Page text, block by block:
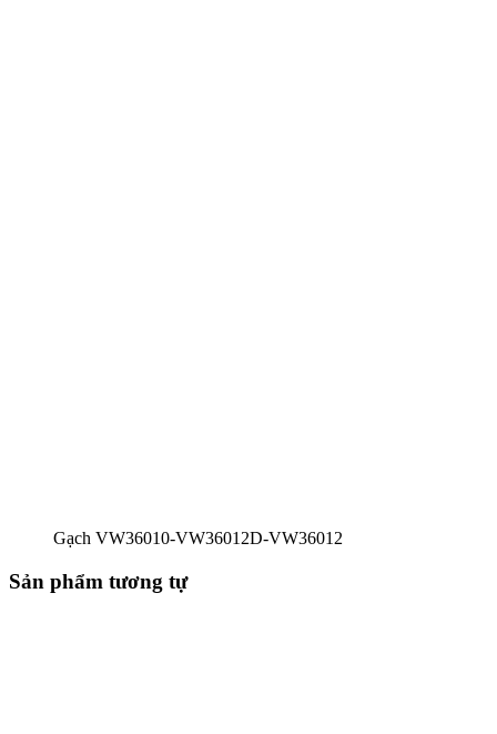
Gạch VW36010-VW36012D-VW36012
Sản phẩm tương tự